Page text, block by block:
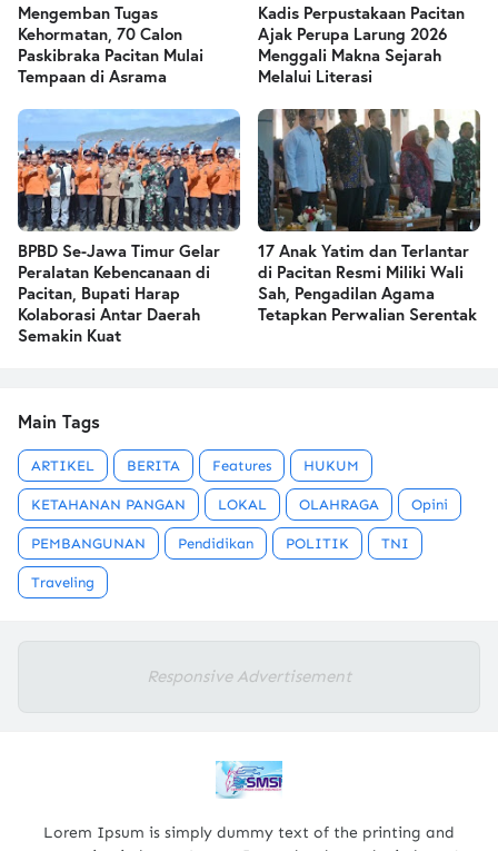
Mengemban Tugas
Kehormatan, 70 Calon
Paskibraka Pacitan Mulai
Tempaan di Asrama
Kadis Perpustakaan Pacitan
Ajak Perupa Larung 2026
Menggali Makna Sejarah
Melalui Literasi
BPBD Se-Jawa Timur Gelar
Peralatan Kebencanaan di
Pacitan, Bupati Harap
Kolaborasi Antar Daerah
Semakin Kuat
17 Anak Yatim dan Terlantar
di Pacitan Resmi Miliki Wali
Sah, Pengadilan Agama
Tetapkan Perwalian Serentak
Main Tags
ARTIKEL BERITA Features HUKUM
KETAHANAN PANGAN LOKAL OLAHRAGA Opini
PEMBANGUNAN Pendidikan POLITIK TNI
Traveling
Responsive Advertisement
Lorem Ipsum is simply dummy text of the printing and